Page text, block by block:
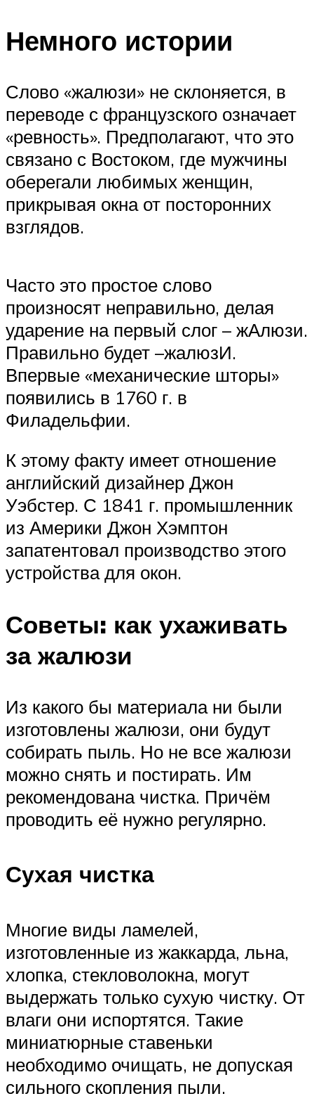
Немного истории
Слово «жалюзи» не склоняется, в
переводе с французского означает
«ревность». Предполагают, что это
связано с Востоком, где мужчины
оберегали любимых женщин,
прикрывая окна от посторонних
взглядов.
Часто это простое слово
произносят неправильно, делая
ударение на первый слог – жАлюзи.
Правильно будет –жалюзИ.
Впервые «механические шторы»
появились в 1760 г. в
Филадельфии.
К этому факту имеет отношение
английский дизайнер Джон
Уэбстер. С 1841 г. промышленник
из Америки Джон Хэмптон
запатентовал производство этого
устройства для окон.
Советы: как ухаживать
за жалюзи
Из какого бы материала ни были
изготовлены жалюзи, они будут
собирать пыль. Но не все жалюзи
можно снять и постирать. Им
рекомендована чистка. Причём
проводить её нужно регулярно.
Сухая чистка
Многие виды ламелей,
изготовленные из жаккарда, льна,
хлопка, стекловолокна, могут
выдержать только сухую чистку. От
влаги они испортятся. Такие
миниатюрные ставеньки
необходимо очищать, не допуская
сильного скопления пыли.